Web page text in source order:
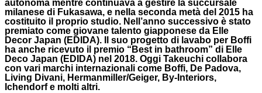
autonoma mentre continuava a gestire la succursale
milanese di Fukasawa, e nella seconda metà del 2015 ha
costituito il proprio studio. Nell’anno successivo è stato
premiato come giovane talento giapponese da Elle
Decor Japan (EDIDA). Il suo progetto di lavabo per Boffi
ha anche ricevuto il premio “Best in bathroom” di Elle
Deco Japan (EDIDA) nel 2018. Oggi Takeuchi collabora
con vari marchi internazionali come Boffi, De Padova,
Living Divani, Hermanmiller/Geiger, By-Interiors,
Ichendorf e molti altri.